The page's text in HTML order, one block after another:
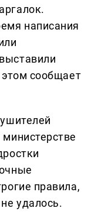
написания
сообщает
правила,
удалось.